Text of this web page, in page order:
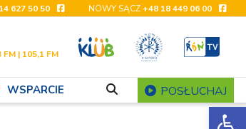
627 50 50 NOWY SĄCZ+48 18 449 06 00
FM | 105,1 FM
WSPARCIE POSŁUCHAJ